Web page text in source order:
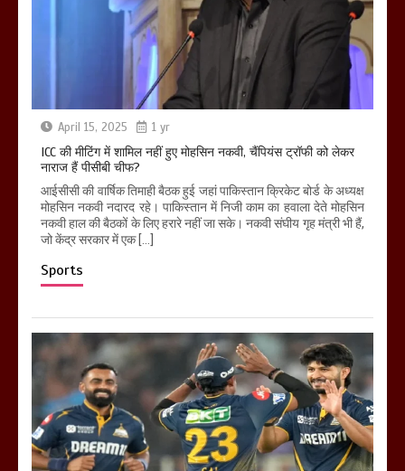
April 15, 2025 1 yr
ICC की मीटिंग में शामिल नहीं हुए मोहसिन नकवी, चैंपियंस ट्रॉफी को लेकर
नाराज हैं पीसीबी चीफ?
आईसीसी की वार्षिक तिमाही बैठक हुई जहां पाकिस्तान क्रिकेट बोर्ड के अध्यक्ष
मोहसिन नकवी नदारद रहे। पाकिस्तान में निजी काम का हवाला देते मोहसिन
नकवी हाल की बैठकों के लिए हरारे नहीं जा सके। नकवी संघीय गृह मंत्री भी हैं,
जो केंद्र सरकार में एक […]
Sports